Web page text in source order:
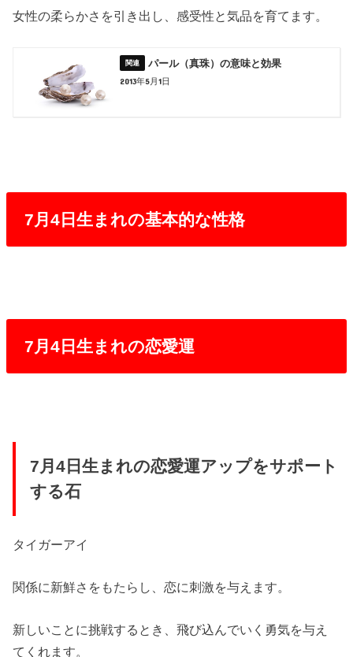
女性の柔らかさを引き出し、感受性と気品を育てます。
パール（真珠）の意味と効果
2013年5月1日
7月4日生まれの基本的な性格
7月4日生まれの恋愛運
7月4日生まれの恋愛運アップをサポート
する石
タイガーアイ
関係に新鮮さをもたらし、恋に刺激を与えます。
新しいことに挑戦するとき、飛び込んでいく勇気を与え
てくれます。